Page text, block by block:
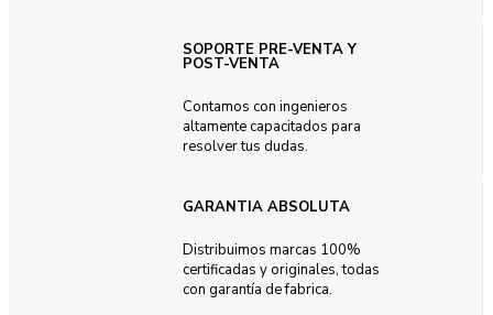
SOPORTE PRE-VENTA Y
POST-VENTA
Contamos con ingenieros
altamente capacitados para
resolver tus dudas.
GARANTIA ABSOLUTA
Distribuimos marcas 100%
certificadas y originales, todas
con garantía de fabrica.